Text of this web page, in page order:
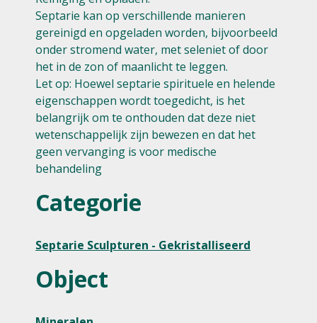
Septarie kan op verschillende manieren
gereinigd en opgeladen worden, bijvoorbeeld
onder stromend water, met seleniet of door
het in de zon of maanlicht te leggen.
Let op: Hoewel septarie spirituele en helende
eigenschappen wordt toegedicht, is het
belangrijk om te onthouden dat deze niet
wetenschappelijk zijn bewezen en dat het
geen vervanging is voor medische
behandeling
Categorie
Septarie Sculpturen - Gekristalliseerd
Object